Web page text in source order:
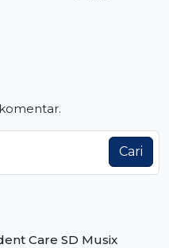
Cari
Care SD Musix